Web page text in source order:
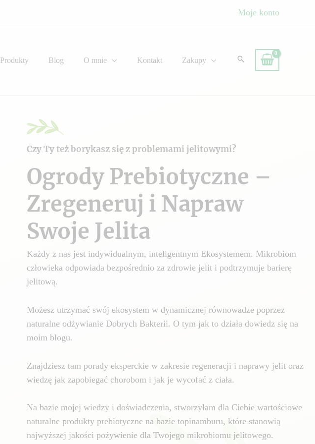
Moje konto
Produkty Blog O mnie Kontakt Zakupy
Czy Ty też borykasz się z problemami jelitowymi?
Ogrody Prebiotyczne –
Zregeneruj i Napraw
Swoje Jelita
Każdy z nas jest indywidualnym, inteligentnym Ekosystemem. Mikrobiom
człowieka odpowiada bezpośrednio za zdrowie jelit i podtrzymuje barierę
jelitową.
Możesz utrzymać swój ekosystem w dynamicznej równowadze poprzez
naturalne odżywianie Dobrych Bakterii. O tym jak to działa dowiedz się na
moim blogu.
Znajdziesz tam porady eksperckie w zakresie regeneracji i naprawy jelit oraz
wiedzę jak zapobiegać chorobom i jak je wycofać z ciała.
Na bazie mojej wiedzy i doświadczenia, stworzyłam dla Ciebie wartościowe
naturalne produkty prebiotyczne na bazie topinamburu, które stanowią
najwyższej jakości pożywienie dla Twojego mikrobiomu jelitowego.